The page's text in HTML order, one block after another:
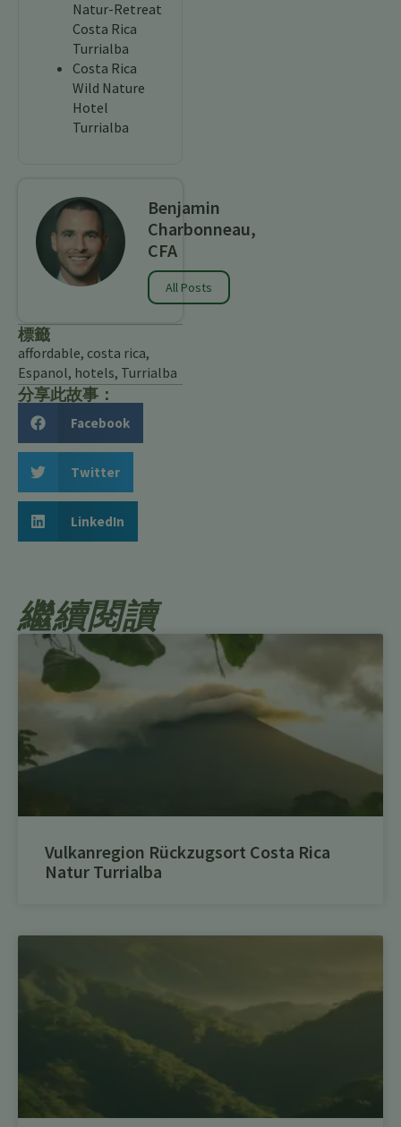
Natur-Retreat
Costa Rica
Turrialba
Costa Rica
Wild Nature
Hotel
Turrialba
Benjamin
Charbonneau,
CFA
All Posts
標籤
affordable, costa rica,
Espanol, hotels, Turrialba
分享此故事：
Facebook
Twitter
LinkedIn
繼續閱讀
Vulkanregion Rückzugsort Costa Rica
Natur Turrialba